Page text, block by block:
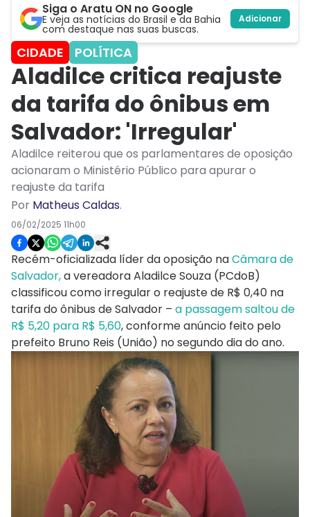
Siga o Aratu ON no Google
E veja as notícias do Brasil e da Bahia
com destaque nas suas buscas.
Adicionar
CIDADE POLÍTICA
Aladilce critica reajuste
da tarifa do ônibus em
Salvador: 'Irregular'
Aladilce reiterou que os parlamentares de oposição
acionaram o Ministério Público para apurar o
reajuste da tarifa
Por Matheus Caldas.
06/02/2025 11h00
Recém-oficializada líder da oposição naCâmara de
Salvador,a vereadora Aladilce Souza (PCdoB)
classificou como irregular o reajuste de R$ 0,40 na
tarifa do ônibus de Salvador – a passagem saltou de
R$ 5,20 para R$ 5,60, conforme anúncio feito pelo
prefeito Bruno Reis (União) no segundo dia do ano.